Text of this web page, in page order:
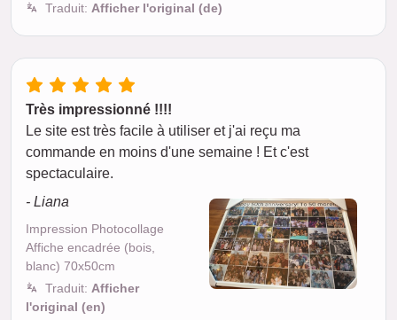
Traduit: Afficher l'original (de)
Très impressionné !!!!
Le site est très facile à utiliser et j'ai reçu ma
commande en moins d'une semaine ! Et c'est
spectaculaire.
- Liana
Impression Photocollage
Affiche encadrée (bois,
blanc) 70x50cm
Traduit: Afficher
l'original (en)